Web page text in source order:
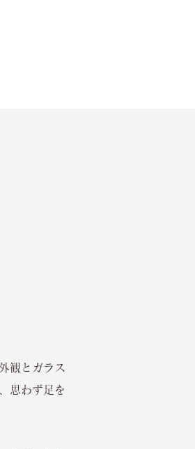
観とガラス
思わず足を